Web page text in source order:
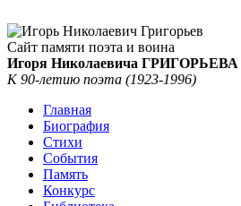
Сайт памяти поэта и воина
Игоря Николаевича ГРИГОРЬЕВА
К 90-летию поэта (1923-1996)
Главная
Биография
Стихи
События
Память
Конкурс